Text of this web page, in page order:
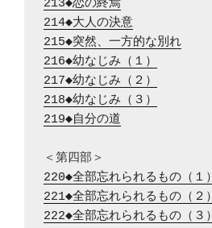
213◆恋の終焉
214◆大人の決意
215◆突然、一方的な別れ
216◆幼なじみ（１）
217◆幼なじみ（２）
218◆幼なじみ（３）
219◆自分の道
220◆全部忘れられるもの（１）
221◆全部忘れられるもの（２）
222◆全部忘れられるもの（３）